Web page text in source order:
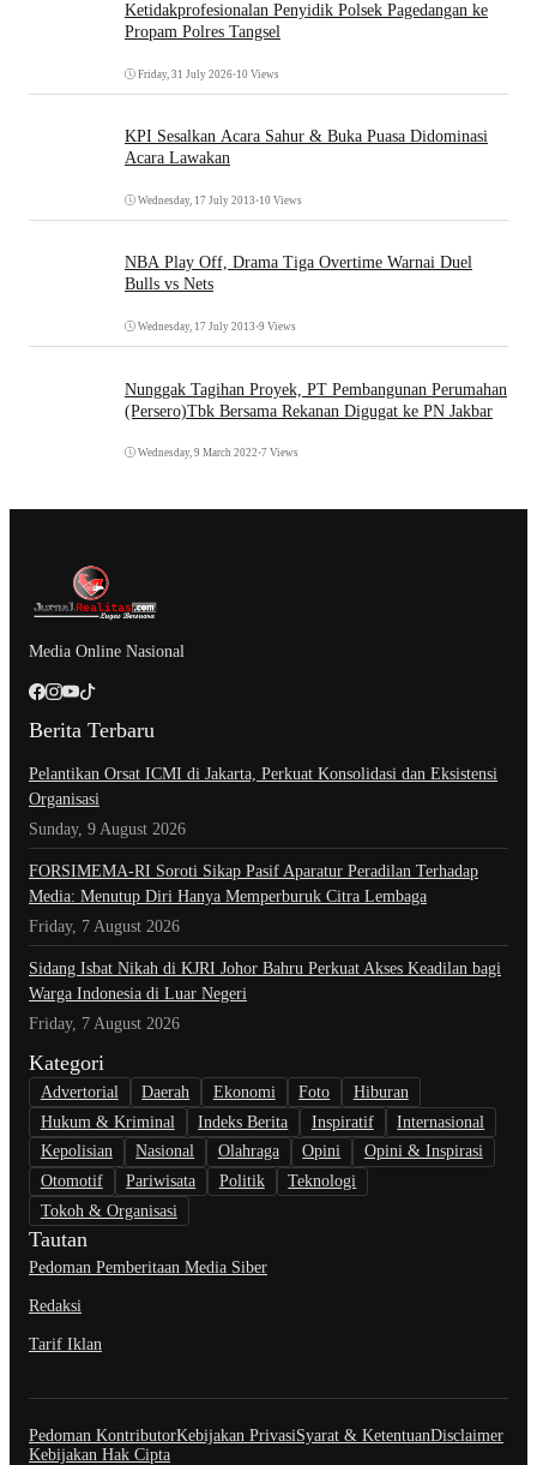
Ketidakprofesionalan Penyidik Polsek Pagedangan ke
Propam Polres Tangsel
Friday, 31 July 2026•10 Views
KPI Sesalkan Acara Sahur & Buka Puasa Didominasi
Acara Lawakan
Wednesday, 17 July 2013 •10 Views
NBA Play Off, Drama Tiga Overtime Warnai Duel
Bulls vs Nets
Wednesday, 17 July 2013 •9 Views
Nunggak Tagihan Proyek, PT Pembangunan Perumahan
(Persero)Tbk Bersama Rekanan Digugat ke PN Jakbar
Wednesday, 9 March 2022 •7 Views
Media Online Nasional
Berita Terbaru
Pelantikan Orsat ICMI di Jakarta, Perkuat Konsolidasi dan Eksistensi
Organisasi
Sunday, 9 August 2026
​FORSIMEMA-RI Soroti Sikap Pasif Aparatur Peradilan Terhadap
Media: Menutup Diri Hanya Memperburuk Citra Lembaga
Friday, 7 August 2026
Sidang Isbat Nikah di KJRI Johor Bahru Perkuat Akses Keadilan bagi
Warga Indonesia di Luar Negeri
Friday, 7 August 2026
Kategori
Advertorial Daerah Ekonomi Foto
Hiburan
Hukum & Kriminal
Indeks Berita Inspiratif
Internasional
Kepolisian
Nasional Olahraga Opini
Opini & Inspirasi
Otomotif
Pariwisata Politik
Teknologi
Tokoh & Organisasi
Tautan
Pedoman Pemberitaan Media Siber
Redaksi
Tarif Iklan
Pedoman KontributorKebijakan PrivasiSyarat & KetentuanDisclaimer
Kebijakan Hak Cipta